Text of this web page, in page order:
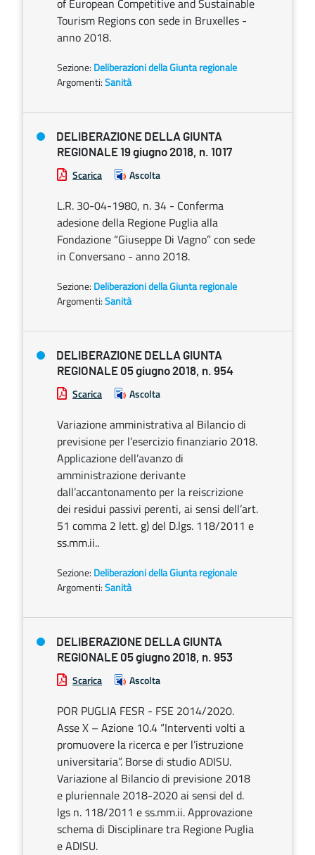
of European Competitive and Sustainable
Tourism Regions con sede in Bruxelles -
anno 2018.
Sezione: Deliberazioni della Giunta regionale
Argomenti:Sanità
DELIBERAZIONE DELLA GIUNTA
REGIONALE 19 giugno 2018, n. 1017
Scarica Ascolta
L.R. 30-04-1980, n. 34 - Conferma
adesione della Regione Puglia alla
Fondazione “Giuseppe Di Vagno” con sede
in Conversano - anno 2018.
Sezione: Deliberazioni della Giunta regionale
Argomenti:Sanità
DELIBERAZIONE DELLA GIUNTA
REGIONALE 05 giugno 2018, n. 954
Scarica Ascolta
Variazione amministrativa al Bilancio di
previsione per l’esercizio finanziario 2018.
Applicazione dell’avanzo di
amministrazione derivante
dall’accantonamento per la reiscrizione
dei residui passivi perenti, ai sensi dell’art.
51 comma 2 lett. g) del D.lgs. 118/2011 e
ss.mm.ii..
Sezione: Deliberazioni della Giunta regionale
Argomenti:Sanità
DELIBERAZIONE DELLA GIUNTA
REGIONALE 05 giugno 2018, n. 953
Scarica Ascolta
POR PUGLIA FESR - FSE 2014/2020.
Asse X – Azione 10.4 “Interventi volti a
promuovere la ricerca e per l’istruzione
universitaria”. Borse di studio ADISU.
Variazione al Bilancio di previsione 2018
e pluriennale 2018-2020 ai sensi del d.
lgs n. 118/2011 e ss.mm.ii. Approvazione
schema di Disciplinare tra Regione Puglia
e ADISU.